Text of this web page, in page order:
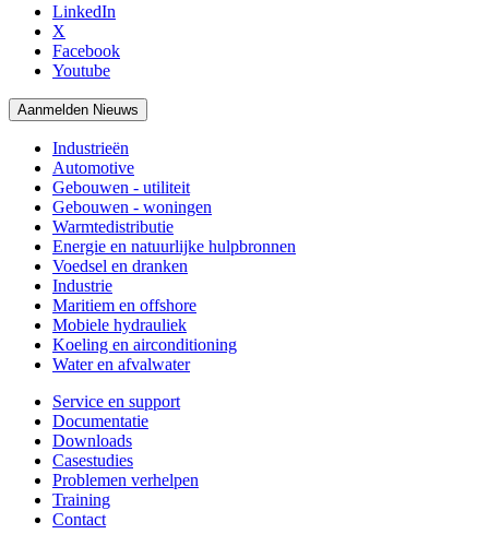
LinkedIn
X
Facebook
Youtube
Aanmelden Nieuws
Industrieën
Automotive
Gebouwen - utiliteit
Gebouwen - woningen
Warmtedistributie
Energie en natuurlijke hulpbronnen
Voedsel en dranken
Industrie
Maritiem en offshore
Mobiele hydrauliek
Koeling en airconditioning
Water en afvalwater
Service en support
Documentatie
Downloads
Casestudies
Problemen verhelpen
Training
Contact